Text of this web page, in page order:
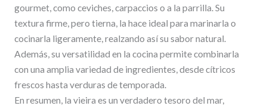
gourmet, como ceviches, carpaccios o a la parrilla. Su
textura firme, pero tierna, la hace ideal para marinarla o
cocinarla ligeramente, realzando así su sabor natural.
Además, su versatilidad en la cocina permite combinarla
con una amplia variedad de ingredientes, desde cítricos
frescos hasta verduras de temporada.
En resumen, la vieira es un verdadero tesoro del mar,